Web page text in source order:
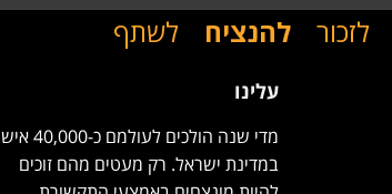
לזכור להנציח לשתף
עלינו
מדי שנה הולכים לעולמם כ-40,000 איש
במדינת ישראל. רק מעטים מהם זוכים